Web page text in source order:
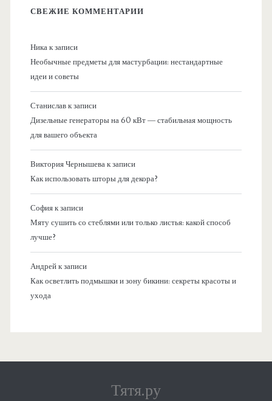
СВЕЖИЕ КОММЕНТАРИИ
Никак записи
Необычные предметы для мастурбации: нестандартные
идеи и советы
Станиславк записи
Дизельные генераторы на 60 кВт — стабильная мощность
для вашего объекта
Виктория Чернышевак записи
Как использовать шторы для декора?
Софияк записи
Мяту сушить со стеблями или только листья: какой способ
лучше?
Андрейк записи
Как осветлить подмышки и зону бикини: секреты красоты и
ухода
Тятя.ру